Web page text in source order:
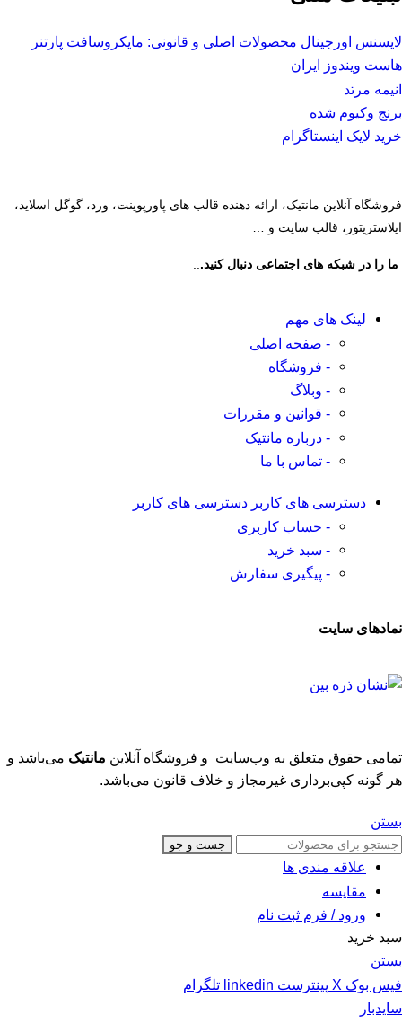
لایسنس اورجینال محصولات اصلی و قانونی: مایکروسافت پارتنر
هاست ویندوز ایران
انیمه مرتد
برنج وکیوم شده
خرید لایک اینستاگرام
فروشگاه آنلاین مانتیک، ارائه دهنده قالب های پاورپوینت، ورد، گوگل اسلاید،
ایلاستریتور، قالب سایت و …
ما را در شبکه های اجتماعی دنبال کنید...
لینک های مهم
- صفحه اصلی
- فروشگاه
- وبلاگ
- قوانین و مقررات
- درباره مانتیک
- تماس با ما
دسترسی های کاربر دسترسی های کاربر
- حساب کاربری
- سبد خرید
- پیگیری سفارش
نمادهای سایت
تمامی حقوق متعلق به وب‌سایت و فروشگاه‌ آنلاین مانتیک می‌باشد و
هر گونه کپی‌برداری غیرمجاز و خلاف قانون می‌باشد.
بستن
جست و جو
علاقه مندی ها
مقایسه
ورود / فرم ثبت نام
سبد خرید
بستن
فیس بوک X پینترست linkedin تلگرام
سایدبار